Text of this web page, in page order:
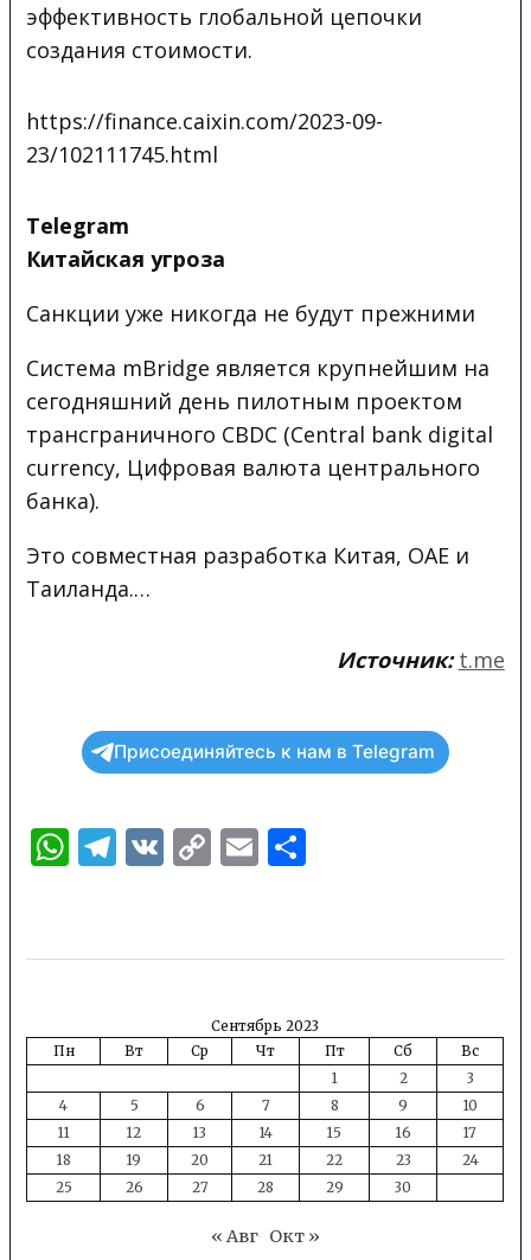
эффективность глобальной цепочки
создания стоимости.
https://finance.caixin.com/2023-09-
23/102111745.html
Telegram
Китайская угроза
​Санкции уже никогда не будут прежними
Система mBridge является крупнейшим на
сегодняшний день пилотным проектом
трансграничного CBDC (Central bank digital
currency, Цифровая валюта центрального
банка).
Это совместная разработка Китая, ОАЕ и
Таиланда.…
Источник: t.me
Присоединяйтесь к нам в Telegram
WhatsApp
Telegram
VKCopyEmail
Сентябрь 2023
Пн
Вт Ср Чт Пт Сб
Вс
1
2
3
4
5 6 7 8 9
10
11
12 13 14 15 16
17
18
19 20 21 22 23
24
25
26 27 28 29 30
« Авг Окт »